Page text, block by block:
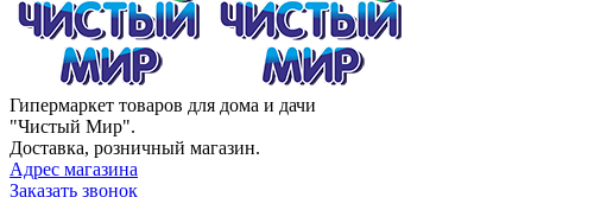
Гипермаркет товаров для дома и дачи
"Чистый Мир".
Доставка, розничный магазин.
Адрес магазина
Заказать звонок